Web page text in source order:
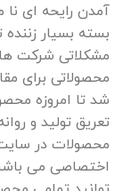
آمدن رایحه ای
بسته بسیار
مشکلاتی شرکت ها
محصولاتی برای
شد تا امروزه
تعریق تولید و
محصولات در
اختصاصی می